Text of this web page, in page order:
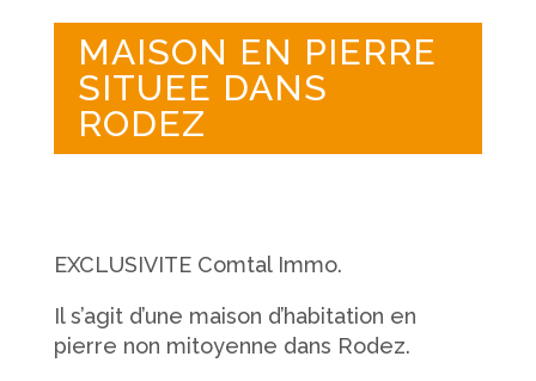
MAISON EN PIERRE
SITUEE DANS
RODEZ
EXCLUSIVITE Comtal Immo.
Il s’agit d’une maison d’habitation en
pierre non mitoyenne dans Rodez.